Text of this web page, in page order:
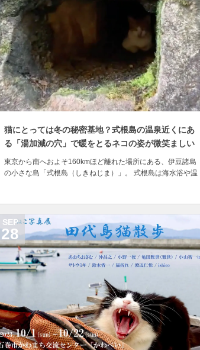
猫にとっては冬の秘密基地？式根島の温泉近くにあ
る「湯加減の穴」で暖をとるネコの姿が微笑ましい
東京から南へおよそ160kmほど離れた場所にある、伊豆諸島
の小さな島「式根島（しきねじま）」。 式根島は海水浴や温
れました。 それが「湯加減の穴」。 島内には水着を着用すれ
ば無料で24時間好きな時に入れる露天風呂が...
SEP
28